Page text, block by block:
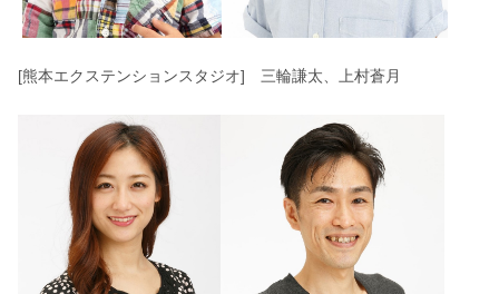
[熊本エクステンションスタジオ] 三輪謙太、上村蒼月